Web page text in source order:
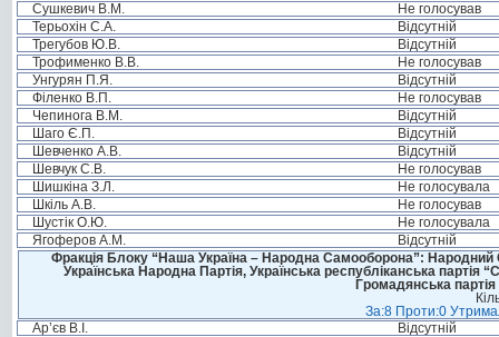
Сушкевич В.М.
Не голосував
Терьохін С.А.
Відсутній
Трегубов Ю.В.
Відсутній
Трофименко В.В.
Не голосував
Унгурян П.Я.
Відсутній
Філенко В.П.
Не голосував
Чепинога В.М.
Відсутній
Шаго Є.П.
Відсутній
Шевченко А.В.
Відсутній
Шевчук С.В.
Не голосував
Шишкіна З.Л.
Не голосувала
Шкіль А.В.
Не голосував
Шустік О.Ю.
Не голосувала
Ягоферов А.М.
Відсутній
Фракція Блоку “Наша Україна – Народна Самооборона”: Народний
Українська Народна Партія, Українська республіканська
Громадянська
За:8 Проти:0
Ар’єв В.І.
Відсутній